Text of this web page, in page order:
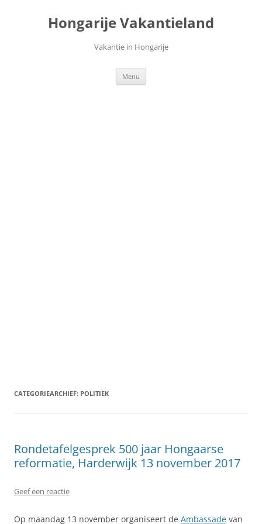
Hongarije Vakantieland
Vakantie in Hongarije
Menu
CATEGORIEARCHIEF: POLITIEK
Rondetafelgesprek 500 jaar Hongaarse
reformatie, Harderwijk 13 november 2017
Geef een reactie
Op maandag 13 november organiseert de Ambassade van